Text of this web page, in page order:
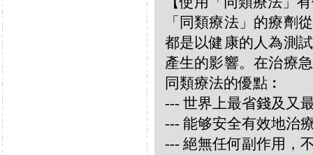
「同類療法」的療劑
都是以健康的人為測
產生的影響。在治療
同類療法的優點︰
--- 世界上最省錢及又
--- 能够安全有效地治
--- 絕無任何副作用，